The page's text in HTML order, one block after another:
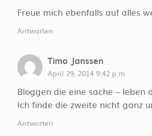
Freue mich ebenfalls auf alles
Antworten
Timo Janssen
April 29, 2014 9:42 p.m.
Bloggen die eine sache – leben
Ich finde die zweite nicht ganz
Antworten